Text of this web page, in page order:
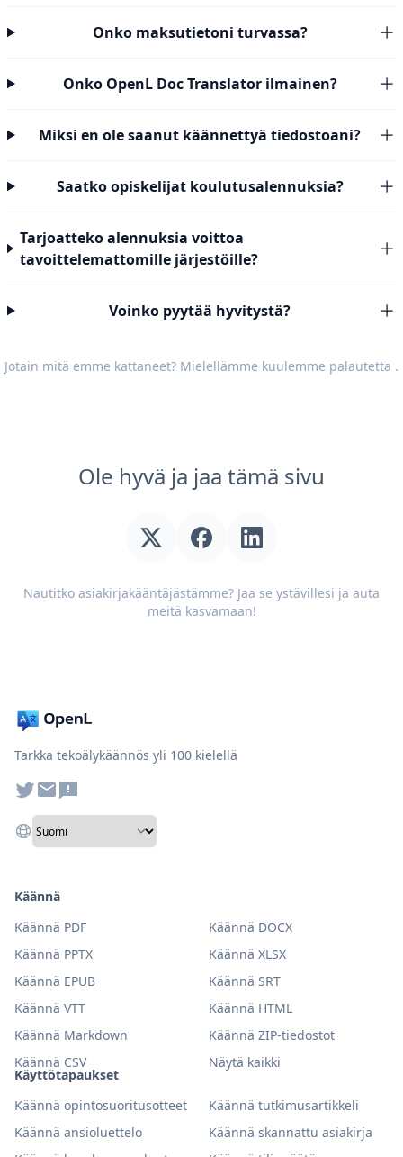
Onko maksutietoni turvassa?
Onko OpenL Doc Translator ilmainen?
Miksi en ole saanut käännettyä tiedostoani?
Saatko opiskelijat koulutusalennuksia?
Tarjoatteko alennuksia voittoa
tavoittelemattomille järjestöille?
Voinko pyytää hyvitystä?
Jotain mitä emme kattaneet? Mielellämme kuulemme palautetta .
Ole hyvä ja jaa tämä sivu
Nautitko asiakirjakääntäjästämme? Jaa se ystävillesi ja auta
meitä kasvamaan!
Tarkka tekoälykäännös yli 100 kielellä
Käyttötapaukset
Käännä opintosuoritusotteet
Käännä tutkimusartikkeli
Käännä ansioluettelo
Käännä skannattu asiakirja
Käännä
Käännä PDF
Käännä DOCX
Käännä PPTX
Käännä XLSX
Käännä EPUB
Käännä SRT
Käännä VTT
Käännä HTML
Käännä Markdown
Käännä ZIP-tiedostot
Käännä CSV
Näytä kaikki